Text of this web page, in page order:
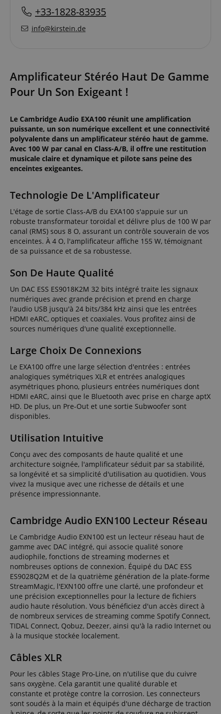
+33-1828-83935
info@kirstein.de
Amplificateur Stéréo Haut De Gamme
Pour Un Son Exigeant !
Le Cambridge Audio EXA100 réunit une amplification
puissante, un son numérique excellent et une connectivité
polyvalente dans un amplificateur stéréo haut de gamme.
Avec 100 W par canal en Class-A/B, il offre une restitution
musicale claire et dynamique et pilote sans peine des
enceintes exigeantes.
Technologie De L'Amplificateur
L'étage de sortie Class-A/B du EXA100 s'appuie sur un
robuste transformateur toroïdal et délivre plus de 100 W par
canal (RMS) sous 8 O, assurant un contrôle souverain de vos
enceintes. À 4 O, l'amplificateur affiche 155 W, témoignant
de sa puissance et de sa robustesse.
Son De Haute Qualité
Un DAC ESS ES9018K2M 32 bits intégré traite les signaux
numériques avec grande précision et prend en charge
l'audio USB jusqu'à 24 bits/384 kHz ainsi que les entrées
HDMI eARC, optiques et coaxiales. Vous profitez ainsi de
sources numériques d'une qualité exceptionnelle.
Large Choix De Connexions
Le EXA100 offre une large sélection d'entrées : entrées
analogiques symétriques XLR et entrées analogiques
asymétriques phono, plusieurs entrées numériques dont
HDMI eARC, ainsi que le Bluetooth avec prise en charge aptX
HD. De plus, un Pre-Out et une sortie Subwoofer sont
disponibles.
Utilisation Intuitive
Conçu avec des composants de haute qualité et une
architecture soignée, l'amplificateur séduit par sa stabilité,
sa longévité et sa simplicité d'utilisation au quotidien. Vous
vivez la musique avec une richesse de détails et une
présence impressionnante.
Cambridge Audio EXN100 Lecteur Réseau
Le Cambridge Audio EXN100 est un lecteur réseau haut de
gamme avec DAC intégré, qui associe qualité sonore
audiophile, fonctions de streaming modernes et
nombreuses options de connexion. Équipé du DAC ESS
ES9028Q2M et de la quatrième génération de la plate-forme
StreamMagic, l'EXN100 offre une clarté, une profondeur et
une précision exceptionnelles pour la lecture de fichiers
audio haute résolution. Vous bénéficiez d'un accès direct à
de nombreux services de streaming comme Spotify Connect,
TIDAL Connect, Qobuz, Deezer, ainsi qu'à la radio Internet ou
à la musique stockée localement.
Câbles XLR
Pour les câbles Stage Pro-Line, on n'utilise que du cuivre
sans oxygène. Cela garantit une qualité durable et
constante et protège contre la corrosion. Les connecteurs
sont soudés à la main et équipés d'une décharge de traction